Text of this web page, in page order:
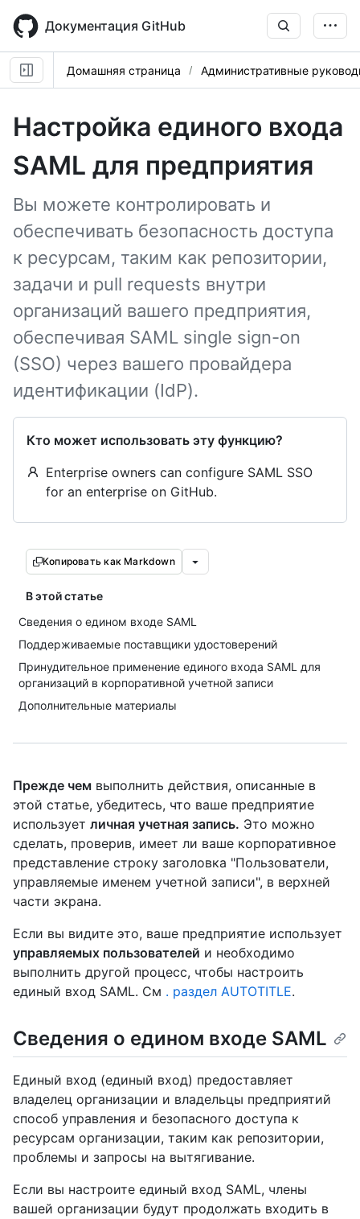
main
content
Документация GitHub
Домашняя страница Административные
Настройка единого входа
SAML для предприятия
Вы можете контролировать и
обеспечивать безопасность доступа
к ресурсам, таким как репозитории,
задачи и pull requests внутри
организаций вашего предприятия,
обеспечивая SAML single sign-on
(SSO) через вашего провайдера
идентификации (IdP).
Кто может использовать эту функцию?
Enterprise owners can configure SAML SSO
for an enterprise on GitHub.
Копировать как Markdown
В этой статье
Сведения о едином входе SAML
Поддерживаемые поставщики удостоверений
Принудительное применение единого входа SAML для
организаций в корпоративной учетной записи
Дополнительные материалы
Прежде чем выполнить действия, описанные в
этой статье, убедитесь, что ваше предприятие
использует личная учетная запись. Это можно
сделать, проверив, имеет ли ваше корпоративное
представление строку заголовка "Пользователи,
управляемые именем учетной записи", в верхней
части экрана.
Если вы видите это, ваше предприятие использует
управляемых пользователей и необходимо
выполнить другой процесс, чтобы настроить
единый вход SAML. См . раздел AUTOTITLE.
Сведения о едином входе SAML
Единый вход (единый вход) предоставляет
владелец организации и владельцы предприятий
способ управления и безопасного доступа к
ресурсам организации, таким как репозитории,
проблемы и запросы на вытягивание.
Если вы настроите единый вход SAML, члены
вашей организации будут продолжать входить в